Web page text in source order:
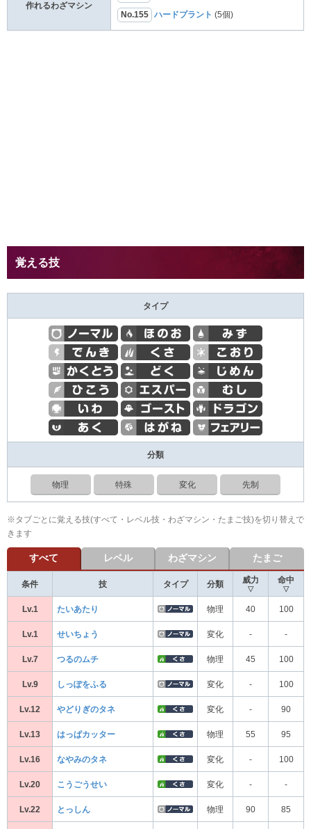
作れるわざマシン
No.155 ハードプラント (5個)
覚える技
タイプ
分類
物理 特殊 変化 先制
※タブごとに覚える技(すべて・レベル技・わざマシン・たまご技)を切り替えで
きます
すべて レベル わざマシン たまご
条件 技 タイプ 分類 威力
▽
命中
▽
Lv.1 たいあたり 物理 40 100
Lv.1 せいちょう 変化 - -
Lv.7 つるのムチ 物理 45 100
Lv.9 しっぽをふる 変化 - 100
Lv.12 やどりぎのタネ 変化 - 90
Lv.13 はっぱカッター 物理 55 95
Lv.16 なやみのタネ 変化 - 100
Lv.20 こうごうせい 変化 - -
Lv.22 とっしん 物理 90 85